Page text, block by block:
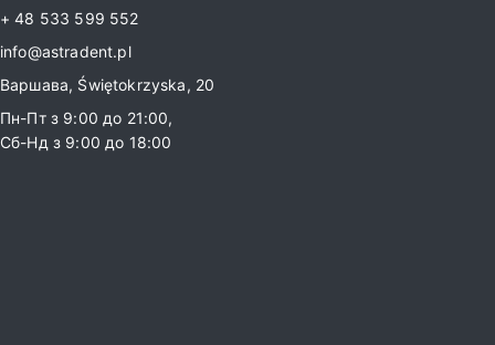
+ 48 533 599 552
info@astradent.pl
Варшава, Świętokrzyska, 20
Пн-Пт з 9:00 до 21:00,
Сб-Нд з 9:00 до 18:00